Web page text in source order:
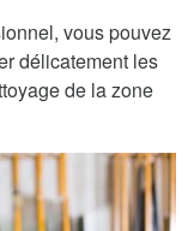
vous pouvez
délicatement les
de la zone